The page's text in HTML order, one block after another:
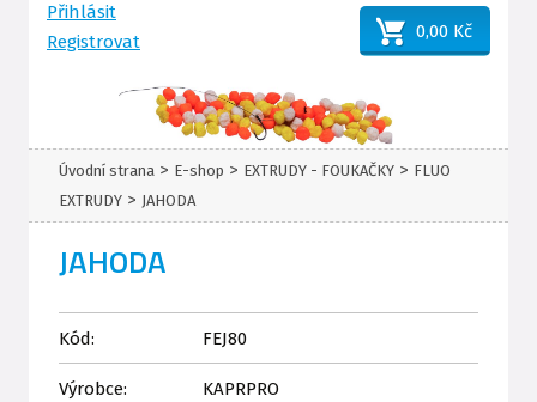
Přihlásit
Registrovat
0,00 Kč
Úvodní strana > E-shop > EXTRUDY - FOUKAČKY > FLUO
EXTRUDY > JAHODA
JAHODA
Kód: FEJ80
Výrobce: KAPRPRO